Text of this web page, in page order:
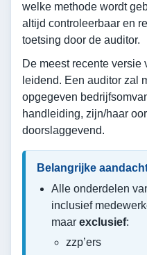
welke methode wordt
altijd controleerbaar en
toetsing door de auditor.
De meest recente
leidend. Een auditor zal
opgegeven
handleiding, zijn/haar
doorslaggevend.
Belangrijke
Alle onderdelen
inclusief
maar exclusief:
zzp’ers